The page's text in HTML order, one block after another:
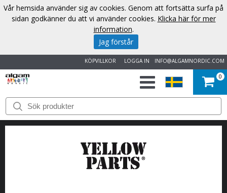
INFO@ALGAMNORDIC.COM
LOGGA IN
KÖPVILLKOR
START
VARUMÄRKEN
0
Vår hemsida använder sig av cookies. Genom att fortsätta surfa på
sidan godkänner du att vi använder cookies. Klicka här för mer
information.
Jag förstår